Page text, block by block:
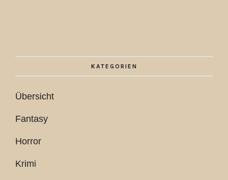
KATEGORIEN
Übersicht
Fantasy
Horror
Krimi